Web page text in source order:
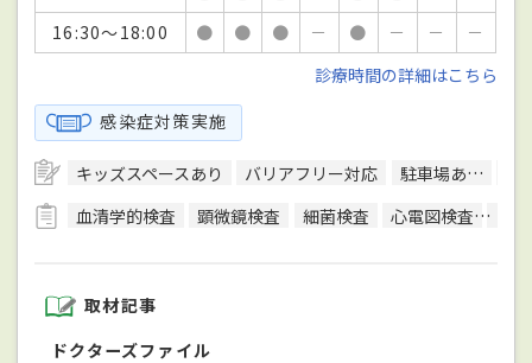
16:30～18:00
● ● ● － ● － －
－
診療時間の詳細はこちら
感染症対策実施
キッズスペースあり バリアフリー対応 駐車場あり
血清学的検査
顕微鏡検査 細菌検査 心電図検査
取材記事
ドクターズファイル